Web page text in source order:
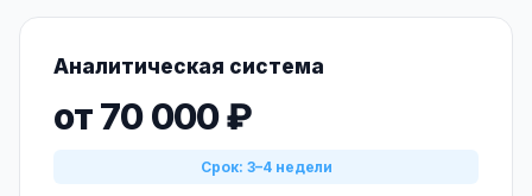
Аналитическая система
от 70 000 ₽
Срок: 3–4 недели